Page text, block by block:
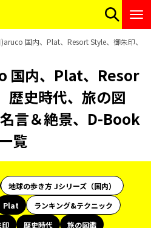
国内、Plat、Resort Style、御朱印、
国内、Plat、Resor
史時代、旅の図
言＆絶景、D-Book
覧
地球の歩き方 Jシリーズ（国内）
Plat
ランキング&テクニック
印 歴史時代
旅の図鑑